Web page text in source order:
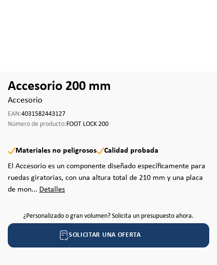
Accesorio 200 mm
Accesorio
EAN:4031582443127
Número de producto:FOOT LOCK 200
Materiales no peligrosos
Calidad probada
El Accesorio es un componente diseñado específicamente para
ruedas giratorias, con una altura total de 210 mm y una placa
de mon... Detalles
¿Personalizado o gran volumen? Solicita un presupuesto ahora.
SOLICITAR UNA OFERTA